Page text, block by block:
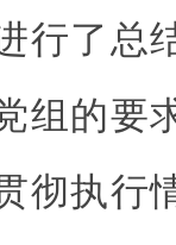
行了总
组的要
彻执行